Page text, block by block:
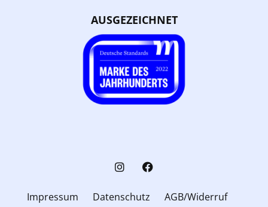
AUSGEZEICHNET
Impressum Datenschutz
AGB/Widerruf